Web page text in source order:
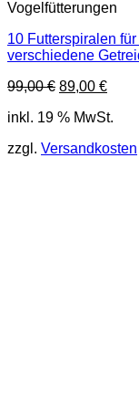
Vogelfütterungen
10 Futterspiralen
verschiedene
99,00€
war:
89,00 €
ist:
inkl. 19 % MwSt.
zzgl. Versandkosten